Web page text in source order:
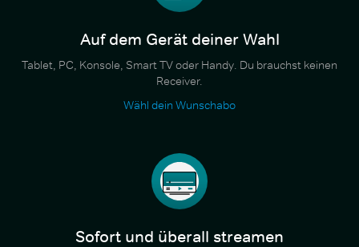
Auf dem Gerät deiner Wahl
Tablet, PC, Konsole, Smart TV oder Handy. Du brauchst keinen
Receiver.
Wähl dein Wunschabo
Sofort und überall streamen